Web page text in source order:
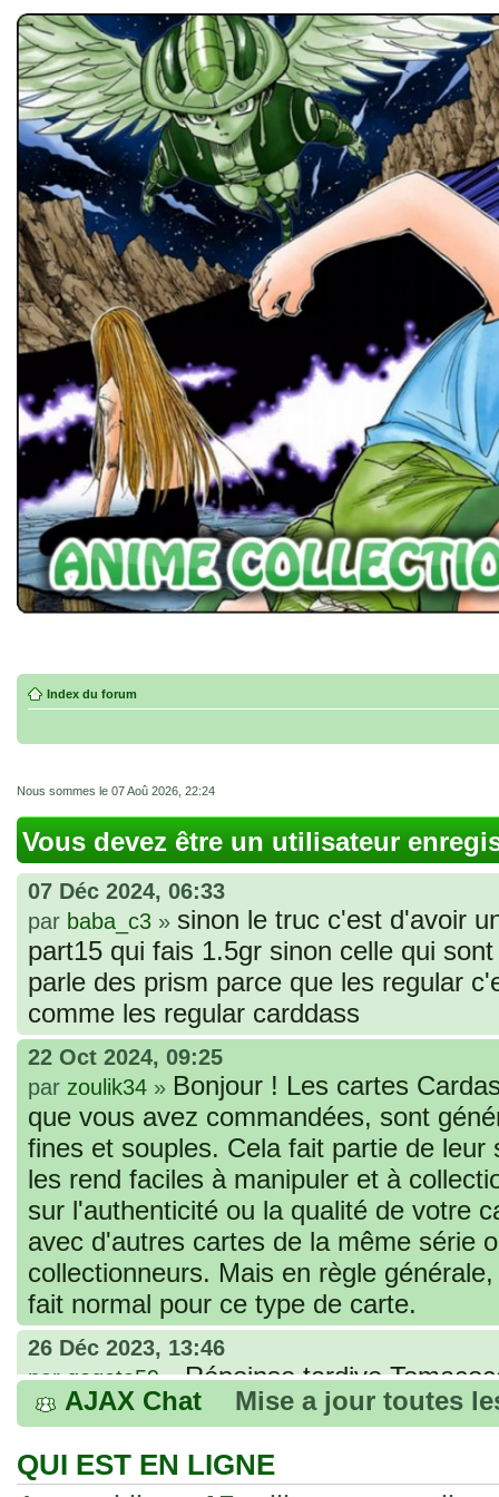
Index du forum
Nous sommes le 07 Aoû 2026, 22:24
Vous devez être un utilisateur
07 Déc 2024, 06:33
par baba_c3 » sinon le truc c'est d'avoir
part15 qui fais 1.5gr sinon celle qui
parle des prism parce que les regular
comme les regular carddass
22 Oct 2024, 09:25
par zoulik34 » Bonjour ! Les cartes
que vous avez commandées, sont
fines et souples. Cela fait partie de
les rend faciles à manipuler et à
sur l'authenticité ou la qualité de votre
avec d'autres cartes de la même série
collectionneurs. Mais en règle
fait normal pour ce type de carte.
26 Déc 2023, 13:46
pargogeta59»Répoinse tardive
acheter une réédition de cette Hondan ?
02 Juin 2023, 14:17
parTomacoco»Bonjour j'ai commandé
AJAX Chat Mise a jour toutes
QUI EST EN LIGNE